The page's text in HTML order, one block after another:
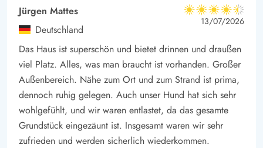
schattiges Plätzchen suchen kann.
Nachdem die Sonne über den Dünen untergegangen ist, könnt
Abend vor dem knisternden Kamin ausklingen.
Die perfekte Lage für traumhafte Familienferien
Der beliebte lebhafte Ferienort Henne Strand ist perfekt für alle
Altersgruppen. Der weite feinsandige Badestrand ist ein
Eldorado für Sonnenanbeter, Wasserratten und Naturliebhaber.
Im Ort gibt es viele Einkaufsmöglichkeiten, einen
Jürgen Mattes
Deutschland
4.5 von 5
4.5 von 5
4.5 out of 5
13/07/2026
Das Haus ist superschön und bietet drinnen und draußen
viel Platz. Alles, was man braucht ist vorhanden. Großer
Außenbereich. Nähe zum Ort und zum Strand ist prima,
dennoch ruhig gelegen. Auch unser Hund hat sich sehr
wohlgefühlt, und wir waren entlastet, da das gesamte
Grundstück eingezäunt ist. Insgesamt waren wir sehr
zufrieden und werden sicherlich wiederkommen.